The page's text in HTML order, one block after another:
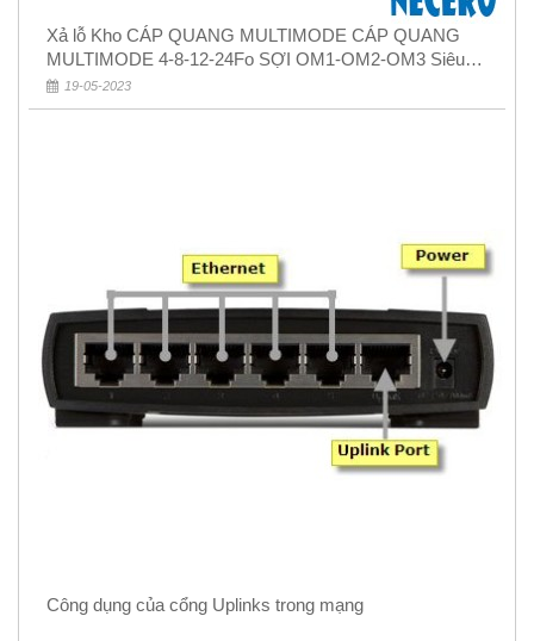
Xả lỗ Kho CÁP QUANG MULTIMODE CÁP QUANG
MULTIMODE 4-8-12-24Fo SỢI OM1-OM2-OM3 Siêu
Rẻ 5k
19-05-2023
Công dụng của cổng Uplinks trong mạng